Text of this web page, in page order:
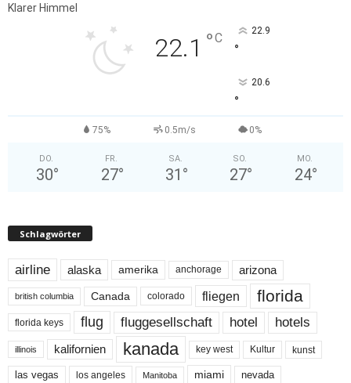
Klarer Himmel
22.1 °C 22.9
°
20.6
°
75% 0.5m/s 0%
DO.
30°
FR.
27°
SA.
31 °
SO.
27°
MO.
24°
Schlagwörter
airline alaska amerika anchorage arizona
british columbia Canada colorado fliegen florida
florida keys flug fluggesellschaft hotel hotels
illinois kalifornien kanada key west Kultur kunst
las vegas los angeles Manitoba miami nevada